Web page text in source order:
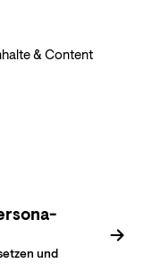
& Content
und